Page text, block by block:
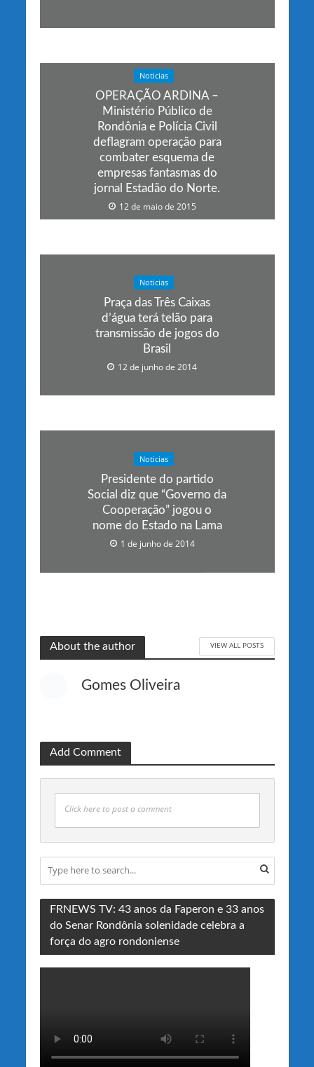
Noticias
OPERAÇÃO ARDINA –
Ministério Público de
Rondônia e Polícia Civil
deflagram operação para
combater esquema de
empresas fantasmas do
jornal Estadão do Norte.
12 de maio de 2015
Noticias
Praça das Três Caixas
d’água terá telão para
transmissão de jogos do
Brasil
12 de junho de 2014
Noticias
Presidente do partido
Social diz que “Governo da
Cooperação” jogou o
nome do Estado na Lama
1 de junho de 2014
About the author VIEW ALL POSTS
Gomes Oliveira
Add Comment
Click here to post a comment
FRNEWS TV: 43 anos da Faperon e 33 anos
do Senar Rondônia solenidade celebra a
força do agro rondoniense